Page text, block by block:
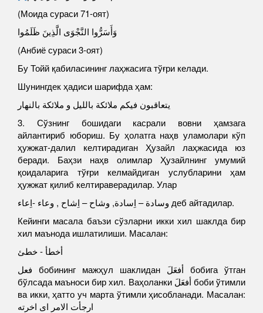
(Моида сураси 71-оят)
وَأَسَرُّوا النَّجْوَى الَّذِينَ ظَلَمُوا
(Анбиё сураси 3-оят)
Бу Тойй қабиласининг лаҳжасига тўғри келади.
Шунингдек ҳадиси шарифда ҳам:
يتعاقبون فيكم ملائكة بالليل و ملائكة بالنهار
3. Сўзнинг бошидаги касрали вовни ҳамзага
айлантириб юбориш. Бу ҳолатга наҳв уламолари кўп
ҳужжат-далил келтирадиган Ҳузайл лаҳжасида юз
беради. Баҳзи наҳв олимлар Ҳузайлнинг умумий
қоидаларига тўғри келмайдиган услубларини ҳам
ҳужжат қилиб келтираверадилар. Улар
وسادة – اِسادة, وشاح – اِشاح , وعاء -اِعاء деб айтадилар.
Кейинги масала баъзи сўзларни икки хил шаклда бир
хил маънода ишлатилиши. Масалан:
أخطأ - خطئ
فعل бобининг мажҳул шаклидан أفعَلَ бобига ўтган
бўлсада маъноси бир хил. Ваҳоланки أفعَلَ боби ўтимли
ва икки, ҳатто уч марта ўтимли ҳисобланади. Масалан:
ارجأت الامر اى اخرته